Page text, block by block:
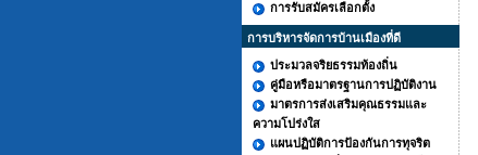
การรับสมัครเลือกตั้ง
การบริหารจัดการบ้านเมืองที่ดี
ประมวลจริยธรรมท้องถิ่น
คู่มือหรือมาตรฐานการปฏิบัติงาน
มาตรการส่งเสริมคุณธรรมและ
ความโปร่งใส
แผนปฏิบัติการป้องกันการทุจริต